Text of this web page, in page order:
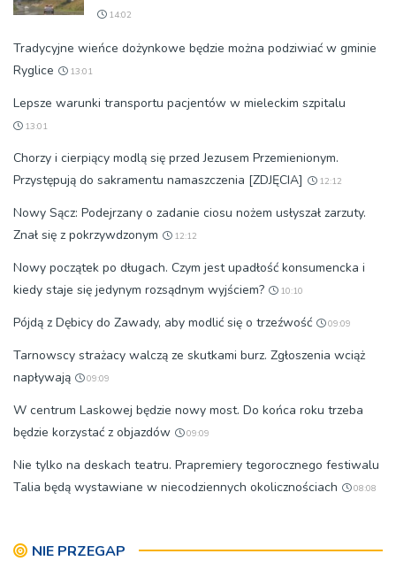
14:02
Tradycyjne wieńce dożynkowe będzie można podziwiać w gminie
Ryglice
13:01
Lepsze warunki transportu pacjentów w mieleckim szpitalu
13:01
Chorzy i cierpiący modlą się przed Jezusem Przemienionym.
Przystępują do sakramentu namaszczenia [ZDJĘCIA]
12:12
Nowy Sącz: Podejrzany o zadanie ciosu nożem usłyszał zarzuty.
Znał się z pokrzywdzonym
12:12
Nowy początek po długach. Czym jest upadłość konsumencka i
kiedy staje się jedynym rozsądnym wyjściem?
10:10
Pójdą z Dębicy do Zawady, aby modlić się o trzeźwość 09:09
Tarnowscy strażacy walczą ze skutkami burz. Zgłoszenia wciąż
napływają
09:09
W centrum Laskowej będzie nowy most. Do końca roku trzeba
będzie korzystać z objazdów
09:09
Nie tylko na deskach teatru. Prapremiery tegorocznego festiwalu
Talia będą wystawiane w niecodziennych okolicznościach
08:08
NIE PRZEGAP